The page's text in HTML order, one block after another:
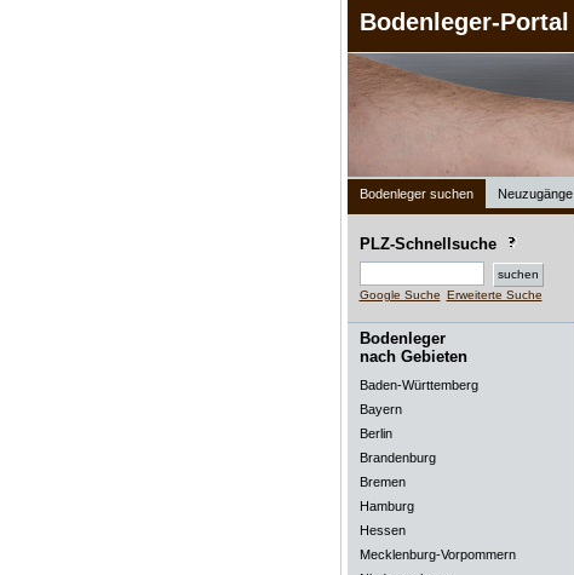
Bodenleger-Portal
Bodenleger suchen Neuzugänge
PLZ-Schnellsuche
Google Suche Erweiterte Suche
Bodenleger
nach Gebieten
Baden-Württemberg
Bayern
Berlin
Brandenburg
Bremen
Hamburg
Hessen
Mecklenburg-Vorpommern